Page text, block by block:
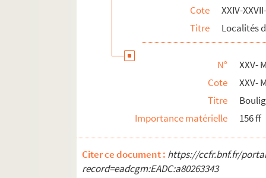
Cote
XXIV-
Titre
Localités
N°
XXV-
Cote
XXV-
Titre
Importance matérielle
156 ff
Citer ce document : https://ccfr.bnf.fr/
record=eadcgm:EADC:a80263343